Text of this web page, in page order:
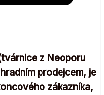
z Neoporu
prodejcem, je
zákazníka,